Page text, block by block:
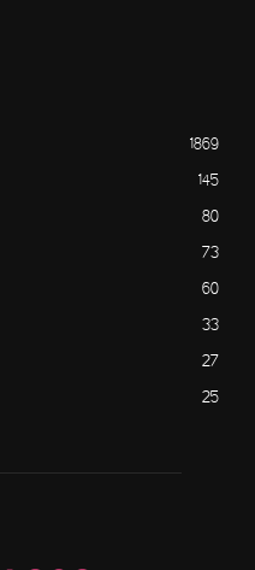
1869
145
80
73
60
33
27
25